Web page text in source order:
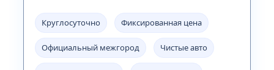
Круглосуточно Фиксированная цена
Официальный межгород Чистые авто